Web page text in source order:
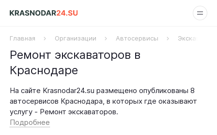
Главная Организации Автосервисы Экскаватор
Ремонт экскаваторов в
Краснодаре
На сайте Krasnodar24.su размещено опубликованы 8
автосервисов Краснодара, в которых где оказывают
услугу - Ремонт экскаваторов.
Подробнее